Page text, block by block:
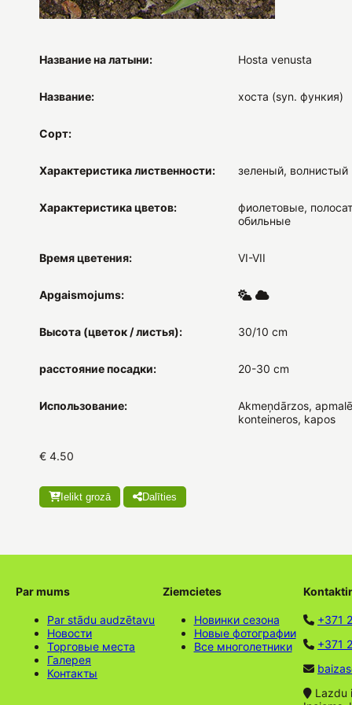
Название на латыни: Hosta venusta
Название: хоста (syn. функия)
Сорт:
Характеристика лиственности: зеленый, волнистый
Характеристика цветов:
фиолетовые,
обильные
Время цветения: VI-VII
Apgaismojums:
Высота (цветок / листья): 30/10 cm
расстояние посадки: 20-30 cm
Использование:
Akmeņdārzos,
konteineros, kapos
€ 4.50
Ielikt grozā Dalīties
Par mums
Par stādu audzētavu
Новости
Торговые места
Галерея
Контакты
Ziemcietes
Новинки сезона
Новые фотографии
Все многолетники
+371
+371
Lazdu